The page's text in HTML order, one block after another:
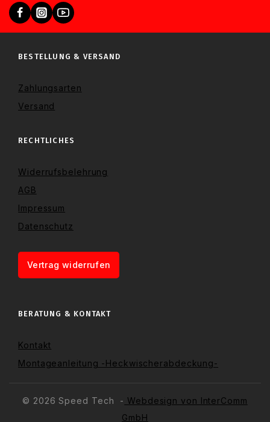
BESTELLUNG & VERSAND
Zahlungsarten
Versand
RECHTLICHES
Widerrufsbelehrung
AGB
Impressum
Datenschutz
Vertrag widerrufen
BERATUNG & KONTAKT
Kontakt
Montageanleitung -Heckwischerabdeckung-
© 2026 Speed Tech - Webdesign von InterComm
GmbH